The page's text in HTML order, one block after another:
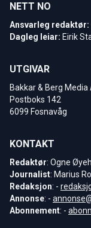
NETT NO
Ansvarleg redaktør:
Dagleg leiar: Eirik
UTGIVAR
Bakkar & Berg Media
Postboks 142
6099 Fosnavåg
KONTAKT
Redaktør: Ogne
Journalist: Marius
Redaksjon: -
Annonse: -
Abonnement: -